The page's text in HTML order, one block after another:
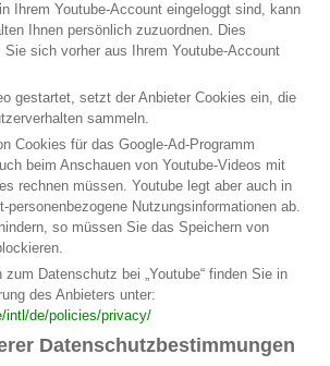
Ihrem Youtube-Account eingeloggt sind, kann
Ihnen persönlich zuzuordnen. Dies
Sie sich vorher aus Ihrem Youtube-Account
gestartet, setzt der Anbieter Cookies ein, die
sammeln.
Cookies für das Google-Ad-Programm
beim Anschauen von Youtube-Videos mit
rechnen müssen. Youtube legt aber auch in
personenbezogene Nutzungsinformationen ab.
so müssen Sie das Speichern von
Datenschutz bei „Youtube“ finden Sie in
des Anbieters unter:
intl/de/policies/privacy/
Datenschutzbestimmungen